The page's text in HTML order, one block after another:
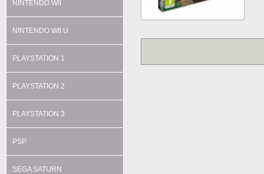
NINTENDO WII
NINTENDO WII U
PLAYSTATION 1
PLAYSTATION 2
PLAYSTATION 3
PSP
SEGA SATURN